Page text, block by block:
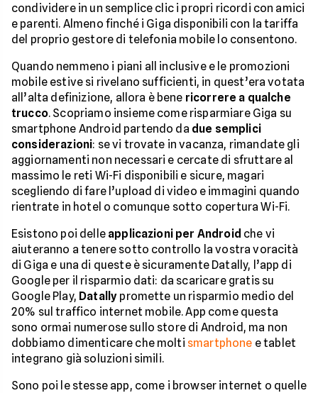
condividere in un semplice clic i propri ricordi con amici
e parenti. Almeno finché i Giga disponibili con la tariffa
del proprio gestore di telefonia mobile lo consentono.
Quando nemmeno i piani all inclusive e le promozioni
mobile estive si rivelano sufficienti, in quest’era votata
all’alta definizione, allora è bene ricorrere a qualche
trucco. Scopriamo insieme come risparmiare Giga su
smartphone Android partendo da due semplici
considerazioni: se vi trovate in vacanza, rimandate gli
aggiornamenti non necessari e cercate di sfruttare al
massimo le reti Wi-Fi disponibili e sicure, magari
scegliendo di fare l’upload di video e immagini quando
rientrate in hotel o comunque sotto copertura Wi-Fi.
Esistono poi delle applicazioni per Android che vi
aiuteranno a tenere sotto controllo la vostra voracità
di Giga e una di queste è sicuramente Datally, l’app di
Google per il risparmio dati: da scaricare gratis su
Google Play, Datally promette un risparmio medio del
20% sul traffico internet mobile. App come questa
sono ormai numerose sullo store di Android, ma non
dobbiamo dimenticare che molti smartphone e tablet
integrano già soluzioni simili.
Sono poi le stesse app, come i browser internet o quelle